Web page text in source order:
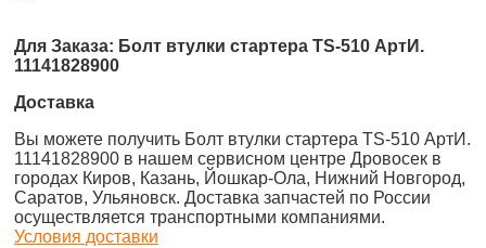
Для Заказа: Болт втулки стартера TS-510 АртИ.
11141828900
Доставка
Вы можете получить Болт втулки стартера TS-510 АртИ.
11141828900 в нашем сервисном центре Дровосек в
городах Киров, Казань, Йошкар-Ола, Нижний Новгород,
Саратов, Ульяновск. Доставка запчастей по России
осуществляется транспортными компаниями.
Условия доставки